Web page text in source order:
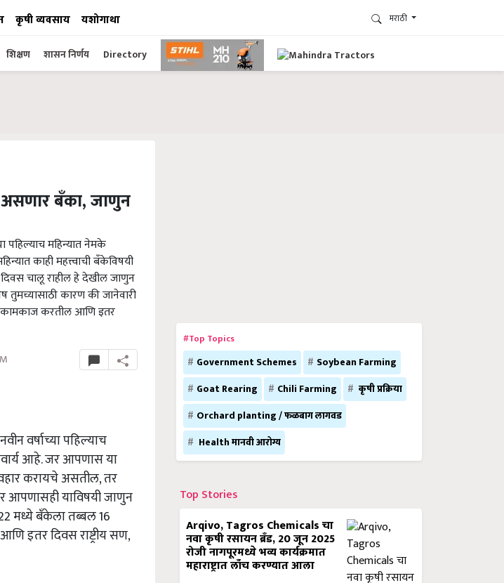
कृषी व्यवसाय यशोगाथा मराठी
शिक्षण शासन निर्णय Directory
असणार बँका, जाणुन
पहिल्याच महिन्यात नेमके
काही महत्त्वाची बँकेविषयी
चालू राहील हे देखील जाणुन
कारण की जानेवारी
करतील आणि इतर
वर्षाच्या पहिल्याच
आहे. जर आपणास या
करायचे असतील, तर
याविषयी जाणुन
मध्ये बँकेला तब्बल 16
इतर दिवस राष्ट्रीय सण,
#Top Topics
Government Schemes
Soybean Farming
Goat Rearing
Chili Farming
कृषी प्रक्रिया
Orchard planting / फळबाग लागवड
Health मानवी आरोग्य
Top Stories
Arqivo, Tagros Chemicals चा
नवा कृषी रसायन ब्रँड, 20 जून 2025
रोजी नागपूरमध्ये भव्य कार्यक्रमात
महाराष्ट्रात लाँच करण्यात आला